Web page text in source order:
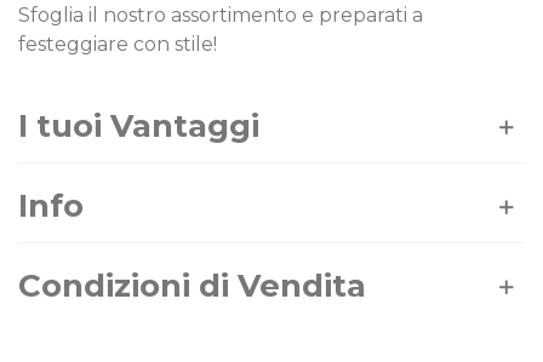
Sfoglia il nostro assortimento e preparati a
festeggiare con stile!
I tuoi Vantaggi
Info
Condizioni di Vendita